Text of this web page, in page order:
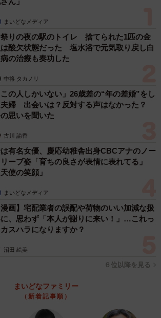
まいどなメディア
りの夜の駅のトイレ 捨てられた1匹の金
酸欠状態だった 塩水浴で元気取り戻し白
の治療も奏功した
中将 タカノリ
この人しかいない」26歳差の“年の差婚”をし
夫婦 出会いは？反対する声はなかった？
思いを聞いた
古川 諭香
有名女優、慶応幼稚舎出身CBCアナのノー
ーブ姿「育ちの良さが表情に表れてる」
天使の笑顔」
まいどなメディア
漫画】宅配業者の誤配や荷物のいい加減な扱
、思わず「本人が謝りに来い！」…これっ
スハラになりますか？
沼田 絵美
６位以降を見る
まいどなファミリー
（新着記事順）